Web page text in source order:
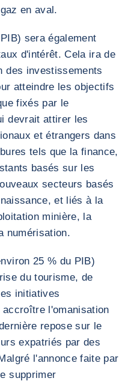
en aval.
sera également
d'intérêt. Cela ira de
des investissements
atteindre les objectifs
fixés par le
devrait attirer les
et étrangers dans
tels que la finance,
basés sur les
secteurs basés
et liés à la
minière, la
numérisation.
25 % du PIB)
du tourisme, de
initiatives
l'omanisation
repose sur le
expatriés par des
l'annonce faite par
supprimer